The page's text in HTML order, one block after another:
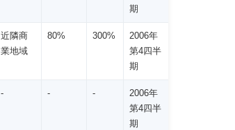
期
近隣商
業地域
80% 300%
2006年
第4四半
期
- - -
2006年
第4四半
期